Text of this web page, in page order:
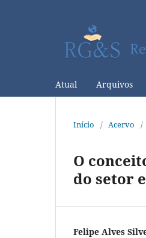
Atual Arquivos
Início / Acervo /
O
do setor
Felipe Alves